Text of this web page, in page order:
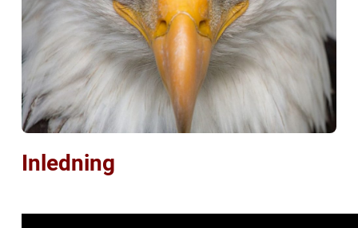
Inledning